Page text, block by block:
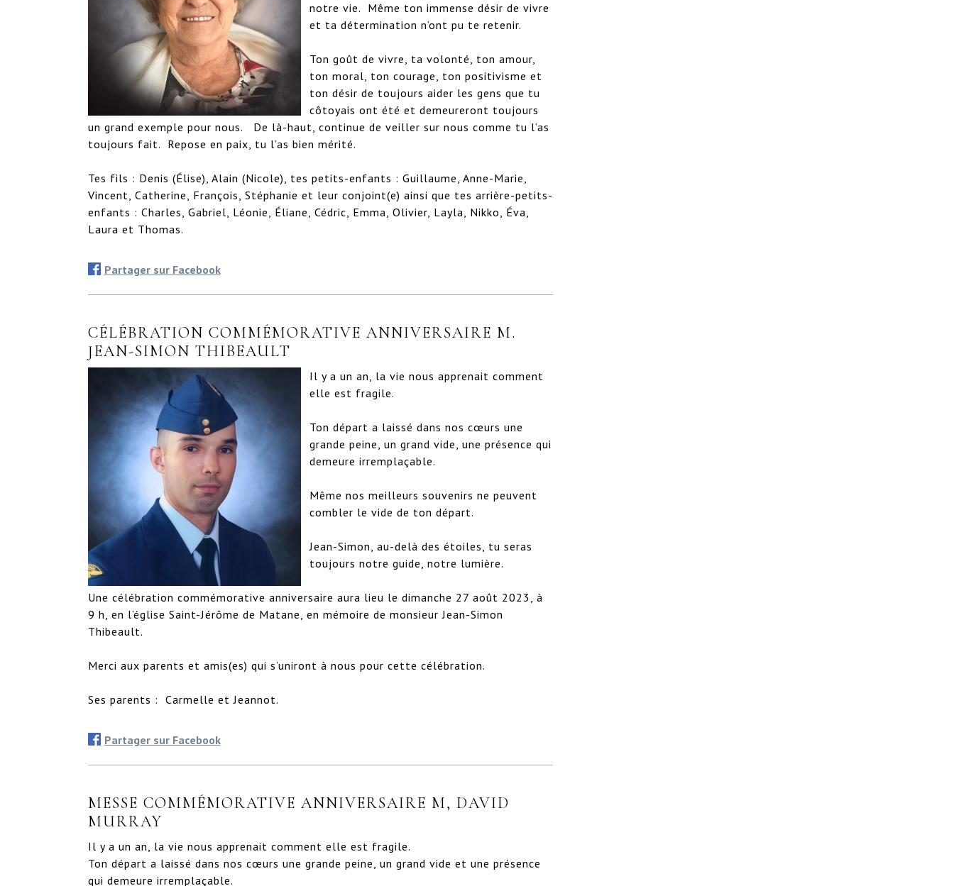
notre vie.  Même ton immense désir de vivre
et ta détermination n’ont pu te retenir.
Ton goût de vivre, ta volonté, ton amour,
ton moral, ton courage, ton positivisme et
ton désir de toujours aider les gens que tu
côtoyais ont été et demeureront toujours
un grand exemple pour nous.   De là-haut, continue de veiller sur nous comme tu l’as
toujours fait.  Repose en paix, tu l’as bien mérité.
Tes fils : Denis (Élise), Alain (Nicole), tes petits-enfants : Guillaume, Anne-Marie,
Vincent, Catherine, François, Stéphanie et leur conjoint(e) ainsi que tes arrière-petits-
enfants : Charles, Gabriel, Léonie, Éliane, Cédric, Emma, Olivier, Layla, Nikko, Éva,
Laura et Thomas.
Partager sur Facebook
CÉLÉBRATION COMMÉMORATIVE ANNIVERSAIRE M.
JEAN-SIMON THIBEAULT
Il y a un an, la vie nous apprenait comment
elle est fragile.
Ton départ a laissé dans nos cœurs une
grande peine, un grand vide, une présence qui
demeure irremplaçable.
Même nos meilleurs souvenirs ne peuvent
combler le vide de ton départ.
Jean-Simon, au-delà des étoiles, tu seras
toujours notre guide, notre lumière.
Une célébration commémorative anniversaire aura lieu le dimanche 27 août 2023, à
9 h, en l’église Saint-Jérôme de Matane, en mémoire de monsieur Jean-Simon
Thibeault.
Merci aux parents et amis(es) qui s’uniront à nous pour cette célébration.
Ses parents :  Carmelle et Jeannot.
Partager sur Facebook
MESSE COMMÉMORATIVE ANNIVERSAIRE M, DAVID
MURRAY
Il y a un an, la vie nous apprenait comment elle est fragile.
Ton départ a laissé dans nos cœurs une grande peine, un grand vide et une présence
qui demeure irremplaçable.